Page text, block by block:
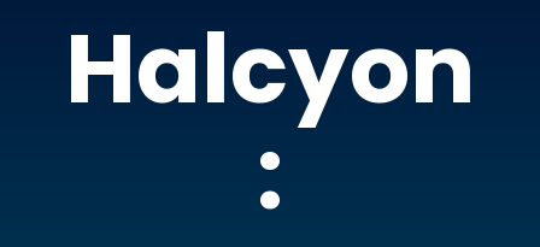
Halcyon
: